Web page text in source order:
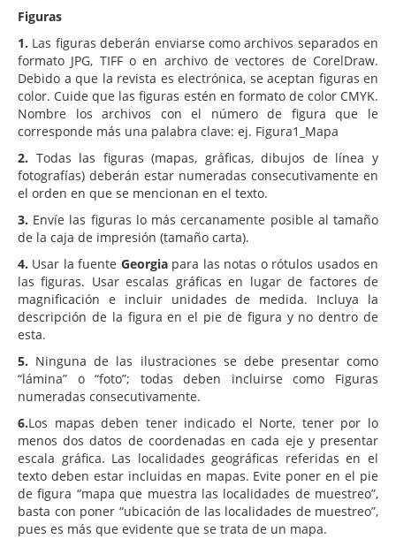
Figuras
1. Las figuras deberán enviarse como archivos separados en
formato JPG, TIFF o en archivo de vectores de CorelDraw.
Debido a que la revista es electrónica, se aceptan figuras en
color. Cuide que las figuras estén en formato de color CMYK.
Nombre los archivos con el número de figura que le
corresponde más una palabra clave: ej. Figura1_Mapa
2. Todas las figuras (mapas, gráficas, dibujos de línea y
fotografías) deberán estar numeradas consecutivamente en
el orden en que se mencionan en el texto.
3. Envíe las figuras lo más cercanamente posible al tamaño
de la caja de impresión (tamaño carta).
4. Usar la fuente Georgiapara las notas o rótulos usados en
las figuras. Usar escalas gráficas en lugar de factores de
magnificación e incluir unidades de medida. Incluya la
descripción de la figura en el pie de figura y no dentro de
esta.
5. Ninguna de las ilustraciones se debe presentar como
“lámina” o “foto”; todas deben incluirse como Figuras
numeradas consecutivamente.
6.Los mapas deben tener indicado el Norte, tener por lo
menos dos datos de coordenadas en cada eje y presentar
escala gráfica. Las localidades geográficas referidas en el
texto deben estar incluidas en mapas. Evite poner en el pie
de figura “mapa que muestra las localidades de muestreo”,
basta con poner “ubicación de las localidades de muestreo”,
pues es más que evidente que se trata de un mapa.